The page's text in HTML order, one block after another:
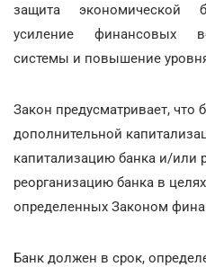
защита экономической
усиление финансовых
системы и повышение
Закон предусматривает, что
дополнительной
капитализацию банка и/или
реорганизацию банка в
определенных Законом
Банк должен в срок,